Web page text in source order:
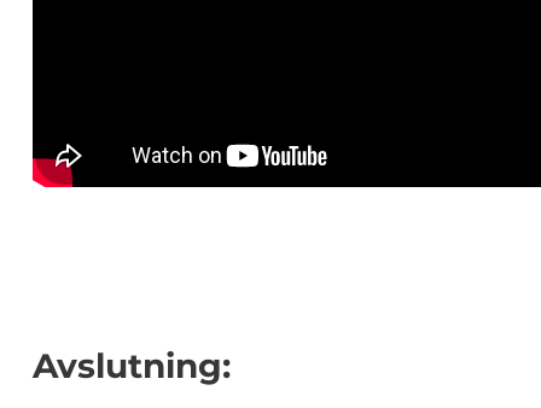
Avslutning: